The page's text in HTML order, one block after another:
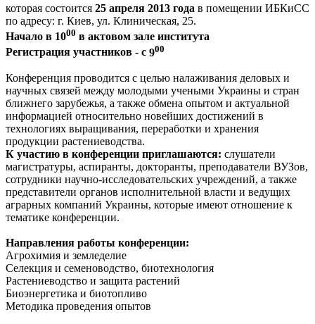
которая состоится 25 апреля 2013 года в помещении ИБКиСС
по адресу: г. Киев, ул. Клиническая, 25.
Начало в 1000 в актовом зале института
Регистрация участников - с 900
Конференция проводится с целью налаживания деловых и
научных связей между молодыми учеными Украины и стран
ближнего зарубежья, а также обмена опытом и актуальной
информацией относительно новейших достижений в
технологиях выращивания, переработки и хранения
продукции растениеводства.
К участию в конференции приглашаются: слушатели
магистратуры, аспиранты, докторанты, преподаватели ВУЗов,
сотрудники научно-исследовательских учреждений, а также
представители органов исполнительной власти и ведущих
аграрных компаний Украины, которые имеют отношение к
тематике конференции.
Направления работы конференции:
Агрохимия и земледелие
Селекция и семеноводство, биотехнология
Растениеводство и защита растений
Биоэнергетика и биотопливо
Методика проведения опытов